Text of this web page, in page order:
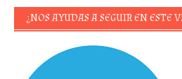
¿NOS AYUDAS A SEGUIR EN ESTE